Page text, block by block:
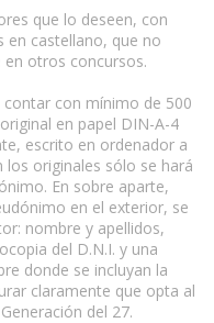
que lo deseen, con
en castellano, que no
otros concursos.
con mínimo de 500
en papel DIN-A-4
escrito en ordenador a
los originales sólo se hará
En sobre aparte,
en el exterior, se
nombre y apellidos,
del D.N.I. y una
donde se incluyan la
claramente que opta al
del 27.